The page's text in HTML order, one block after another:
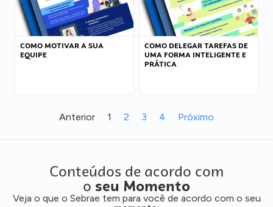
COMO MOTIVAR A SUA
EQUIPE
COMO DELEGAR TAREFAS DE
UMA FORMA INTELIGENTE E
PRÁTICA
Anterior 1 2 3 4 Próximo
Conteúdos de acordo com
o seu Momento
Veja o que o Sebrae tem para você de acordo com o seu